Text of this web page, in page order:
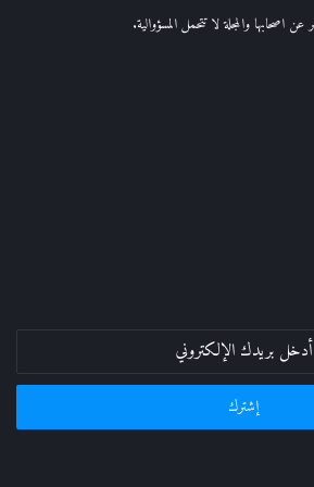
عن اصحابها والمجلة لا تتحمل المسؤوالية.